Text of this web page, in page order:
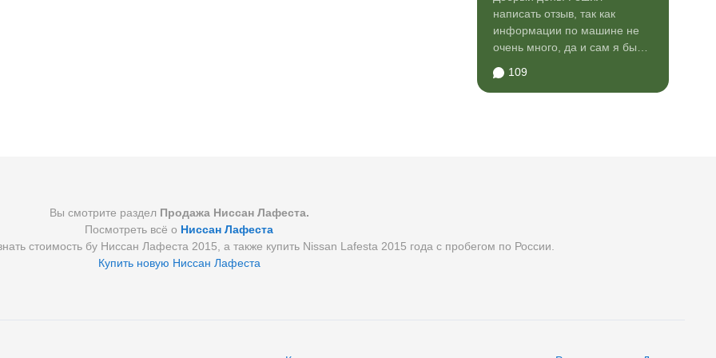
написать отзыв, так как
информации по машине не
очень много, да и сам я был
приценивался...
109
Вы смотрите раздел Продажа Ниссан Лафеста.
Посмотреть всё о Ниссан Лафеста
стоимость бу Ниссан Лафеста 2015, а также купить Nissan Lafesta 2015 года с пробегом по России.
Купить новую Ниссан Лафеста